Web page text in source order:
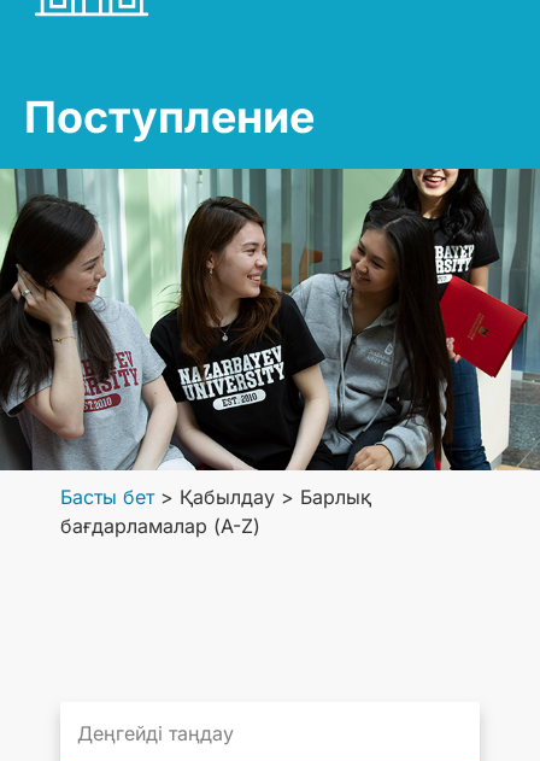
Поступление
Басты бет > Қабылдау > Барлық
бағдарламалар (A-Z)